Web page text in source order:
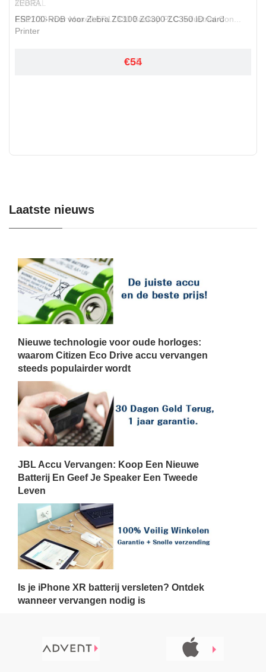
MAXELL
ER17/33 voor Maxell ER17330 Backup PLC Industrial Con...
€65
ZEBRA
FSP100-RDB voor Zebra ZC100 ZC300 ZC350 ID Card
Printer
€54
Laatste nieuws
Nieuwe technologie voor oude horloges:
waarom Citizen Eco Drive accu vervangen
steeds populairder wordt
JBL Accu Vervangen: Koop Een Nieuwe
Batterij En Geef Je Speaker Een Tweede
Leven
Is je iPhone XR batterij versleten? Ontdek
wanneer vervangen nodig is